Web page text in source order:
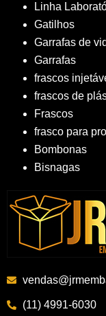
Linha
Gatilhos
Garrafas de
Garrafas
frascos
frascos de
Frascos
frasco para
Bombonas
Bisnagas
(11) 4991-6030